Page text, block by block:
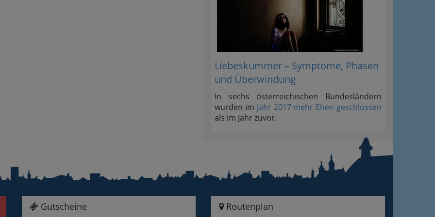
Liebeskummer – Symptome, Phasen
und Überwindung
In sechs österreichischen Bundesländern
wurden im Jahr 2017 mehr Ehen geschlossen
als im Jahr zuvor.
Gutscheine Routenplan